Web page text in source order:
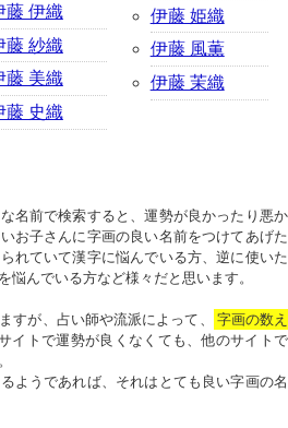
藤 伊織
藤 紗織
藤 美織
藤 史織
伊藤 姫織
伊藤 風薫
伊藤 茉織
名前で検索すると、運勢が良かったり悪か
お子さんに字画の良い名前をつけてあげた
れていて漢字に悩んでいる方、逆に使いた
悩んでいる方など様々だと思います。
すが、占い師や流派によって、
字画の数え
イトで運勢が良くなくても、他のサイトで
ようであれば、それはとても良い字画の名